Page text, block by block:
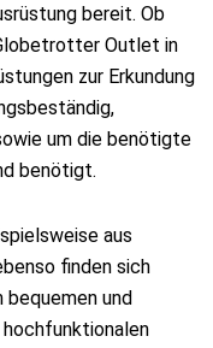
bereit. Ob
Outlet in
zur Erkundung
um die benötigte
benötigt.
aus
finden sich
bequemen und
hochfunktionalen